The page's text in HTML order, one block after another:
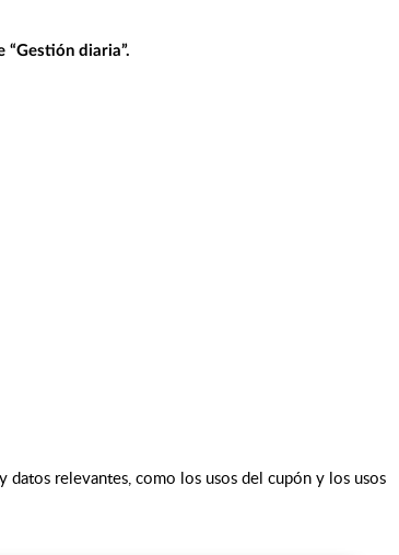
“Gestión diaria”.
relevantes, como los usos del cupón y los usos